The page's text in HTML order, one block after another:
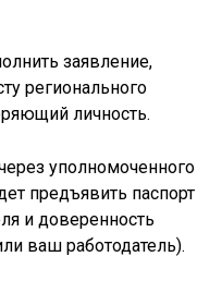
заявление,
регионального
личность.
уполномоченного
предъявить паспорт
и доверенность
ваш работодатель).